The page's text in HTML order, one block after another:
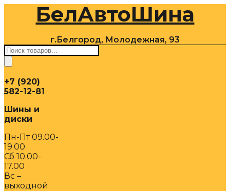
содержимомуБелАвтоШина
г.Белгород, Молодежная, 93
Поиск
товаров
+7 (920)
582-12-81
Шины и
диски
Пн-Пт 09.00-
19.00
Сб 10.00-
17.00
Вс –
выходной